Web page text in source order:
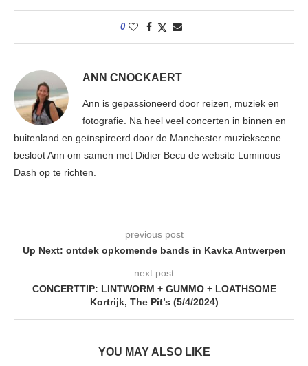
0
ANN CNOCKAERT
Ann is gepassioneerd door reizen, muziek en
fotografie. Na heel veel concerten in binnen en
buitenland en geïnspireerd door de Manchester muziekscene
besloot Ann om samen met Didier Becu de website Luminous
Dash op te richten.
previous post
Up Next: ontdek opkomende bands in Kavka Antwerpen
next post
CONCERTTIP: LINTWORM + GUMMO + LOATHSOME
Kortrijk, The Pit’s (5/4/2024)
YOU MAY ALSO LIKE